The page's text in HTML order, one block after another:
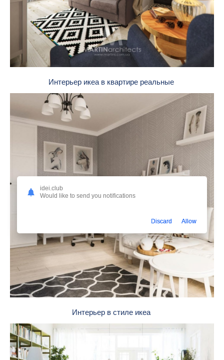
Интерьер икеа в квартире реальные
Интерьер в стиле икеа
idei.club
Would like to send you notifications
Discard Allow